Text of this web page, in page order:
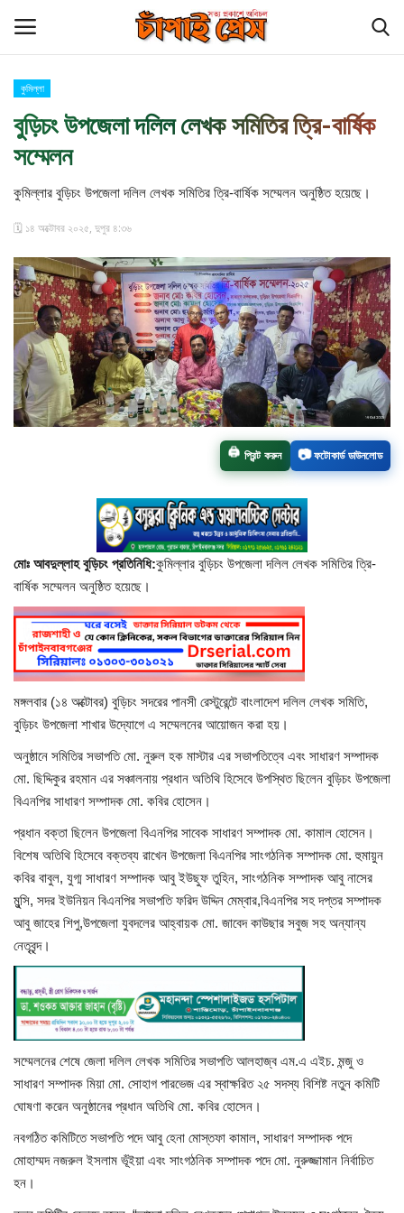
হোম
বিনোদন
চাঁপাই প্রেস পরিবার
কুমিল্লা
চাঁপাইনবাবগঞ্জ সীমান্ত
আমাদের সম্পর্কে
শিবগঞ্জ
গোমস্তাপুর
ভোলাহাট
নওগাঁ
রংপুর
চট্টগ্রাম
খাগড়াছড়ি
ব্রাহ্মণবাড়িয়া
পটুয়াখালী
জাতীয়
আন্তর্জাতিক
সারাদেশ
স্বাস্থ্য
কুমিল্লা
বুড়িচং উপজেলা দলিল লেখক সমিতির ত্রি-বার্ষিক
সম্মেলন
কুমিল্লার বুড়িচং উপজেলা দলিল লেখক সমিতির ত্রি-বার্ষিক সম্মেলন অনুষ্ঠিত হয়েছে।
🗓️ ১৪ অক্টোবর ২০২৫, দুপুর ৪:৩৬
🖨️ প্রিন্ট করুন 📷 ফটোকার্ড ডাউনলোড
মোঃ আবদুল্লাহ বুড়িচং প্রতিনিধি:কুমিল্লার বুড়িচং উপজেলা দলিল লেখক সমিতির ত্রি-
বার্ষিক সম্মেলন অনুষ্ঠিত হয়েছে।
মঙ্গলবার (১৪ অক্টোবর) বুড়িচং সদরের পানসী রেস্টুরেন্টে বাংলাদেশ দলিল লেখক সমিতি,
বুড়িচং উপজেলা শাখার উদ্যোগে এ সম্মেলনের আয়োজন করা হয়।
অনুষ্ঠানে সমিতির সভাপতি মো. নুরুল হক মাস্টার এর সভাপতিত্বে এবং সাধারণ সম্পাদক
মো. ছিদ্দিকুর রহমান এর সঞ্চালনায় প্রধান অতিথি হিসেবে উপস্থিত ছিলেন বুড়িচং উপজেলা
বিএনপির সাধারণ সম্পাদক মো. কবির হোসেন।
প্রধান বক্তা ছিলেন উপজেলা বিএনপির সাবেক সাধারণ সম্পাদক মো. কামাল হোসেন।
বিশেষ অতিথি হিসেবে বক্তব্য রাখেন উপজেলা বিএনপির সাংগঠনিক সম্পাদক মো. হুমায়ুন
কবির বাবুল, যুগ্ম সাধারণ সম্পাদক আবু ইউছুফ তুহিন, সাংগঠনিক সম্পাদক আবু নাসের
মুন্সি, সদর ইউনিয়ন বিএনপির সভাপতি ফরিদ উদ্দিন মেম্বার,বিএনপির সহ দপ্তর সম্পাদক
আবু জাহের শিপু,উপজেলা যুবদলের আহ্বায়ক মো. জাবেদ কাউছার সবুজ সহ অন্যান্য
নেতৃবৃন্দ।
সম্মেলনের শেষে জেলা দলিল লেখক সমিতির সভাপতি আলহাজ্ব এম.এ এইচ. মন্জু ও
সাধারণ সম্পাদক মিয়া মো. সোহাগ পারভেজ এর স্বাক্ষরিত ২৫ সদস্য বিশিষ্ট নতুন কমিটি
ঘোষণা করেন অনুষ্ঠানের প্রধান অতিথি মো. কবির হোসেন।
নবগঠিত কমিটিতে সভাপতি পদে আবু হেনা মোস্তফা কামাল, সাধারণ সম্পাদক পদে
মোহাম্মদ নজরুল ইসলাম ভূঁইয়া এবং সাংগঠনিক সম্পাদক পদে মো. নুরুজ্জামান নির্বাচিত
হন।